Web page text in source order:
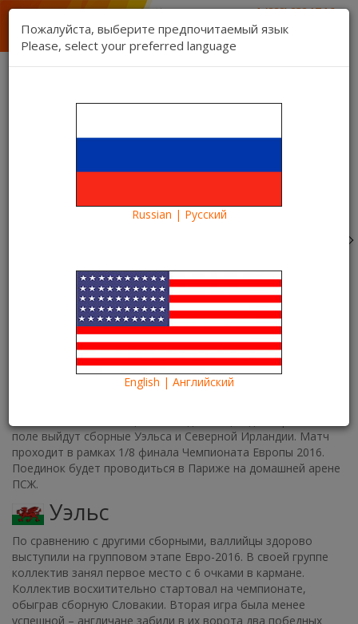
1 (888) 832 17 16
1 (888) 827 06 06
техническая поддержка
Связь Регистрация Вход
Kartina TV Brooklyn
Категории
Евро-2016
Плей-офф Евро-2016: матч
Уэльс-Северная Ирландия
онлайн на Kartina TV
Kartina TV Brooklyn
поле выйдут сборные Уэльса и Северной Ирландии. Матч
проходит в рамках 1/8 финала Чемпионата Европы 2016.
Поединок будет проводиться в Париже на домашней арене
ПСЖ.
Уэльс
По сравнению с другими сборными, валлийцы здорово
выступили на групповом этапе Евро-2016. В своей группе
коллектив занял первое место с 6 очками в кармане.
Коллектив восхитительно стартовал на чемпионате,
обыграв сборную Словакии. Вторая игра была менее
успешной – англичане забили в их ворота два победных
Пожалуйста, выберите предпочитаемый язык
Please, select your preferred language
Russian | Русский
English | Английский